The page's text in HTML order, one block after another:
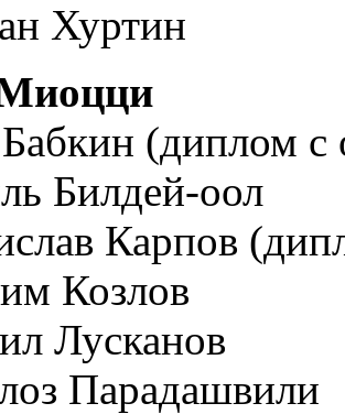
Хуртин
(диплом с
Билдей-оол
Карпов
Козлов
Лусканов
Парадашвили